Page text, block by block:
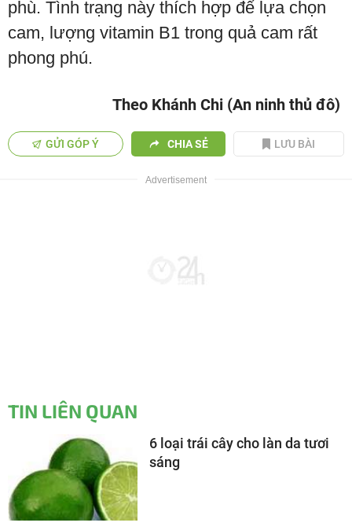
phù. Tình trạng này thích hợp để lựa chọn
cam, lượng vitamin B1 trong quả cam rất
phong phú.
Theo Khánh Chi (An ninh thủ đô)
GỬI GÓP Ý CHIA SẺ LƯU BÀI
TIN LIÊN QUAN
6 loại trái cây cho làn da tươi
sáng